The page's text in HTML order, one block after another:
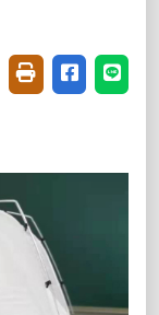
友善列印(開新視
分享至臉書
分享